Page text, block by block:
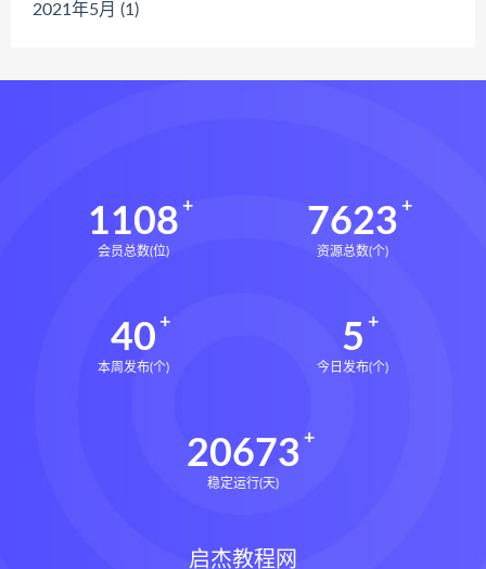
2021年5月 (1)
1108
会员总数(位)
7623
资源总数(个)
40
本周发布(个)
5
今日发布(个)
20673
稳定运行(天)
启杰教程网